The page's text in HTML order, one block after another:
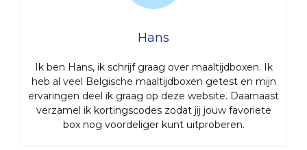
Hans
Ik ben Hans, ik schrijf graag over maaltijdboxen. Ik
heb al veel Belgische maaltijdboxen getest en mijn
ervaringen deel ik graag op deze website. Daarnaast
verzamel ik kortingscodes zodat jij jouw favoriete
box nog voordeliger kunt uitproberen.